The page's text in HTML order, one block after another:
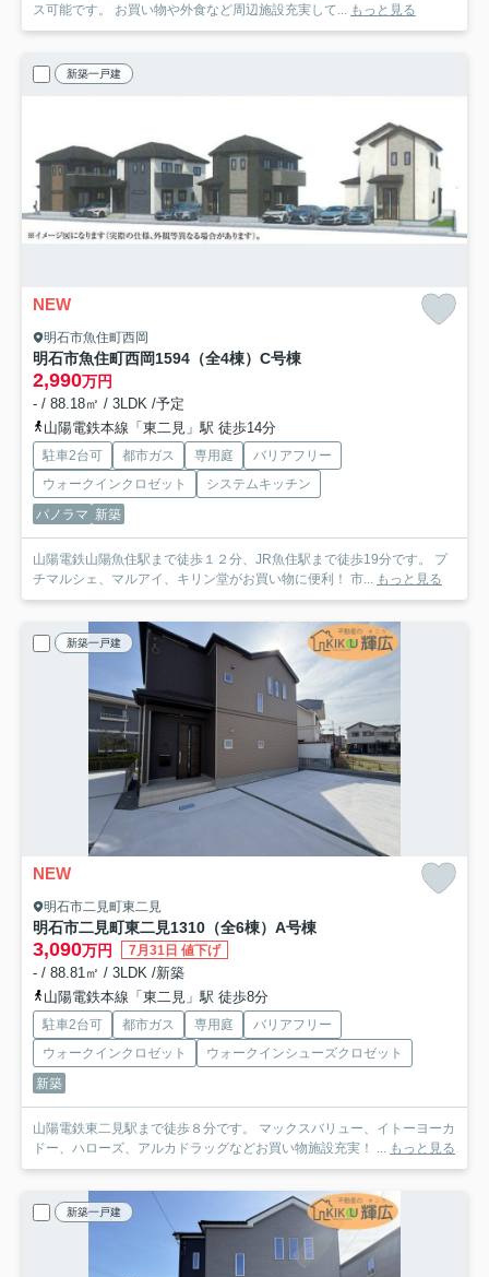
ス可能です。 お買い物や外食など周辺施設充実して... もっと見る
新築一戸建
NEW
明石市魚住町西岡
明石市魚住町西岡1594（全4棟）C号棟
2,990万円
- / 88.18㎡ / 3LDK /予定
山陽電鉄本線「東二見」駅 徒歩14分
駐車2台可 都市ガス 専用庭
バリアフリー
ウォークインクロゼット
システムキッチン
パノラマ 新築
山陽電鉄山陽魚住駅まで徒歩１２分、JR魚住駅まで徒歩19分です。 プ
チマルシェ、マルアイ、キリン堂がお買い物に便利！ 市... もっと見る
新築一戸建
NEW
明石市二見町東二見
明石市二見町東二見1310（全6棟）A号棟
3,090万円 7月31日 値下げ
- / 88.81㎡ / 3LDK /新築
山陽電鉄本線「東二見」駅 徒歩8分
駐車2台可 都市ガス 専用庭
バリアフリー
ウォークインクロゼット
ウォークインシューズクロゼット
新築
山陽電鉄東二見駅まで徒歩８分です。 マックスバリュー、イトーヨーカ
ドー、ハローズ、アルカドラッグなどお買い物施設充実！ ... もっと見る
新築一戸建